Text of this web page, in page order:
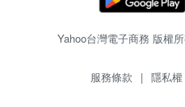
Yahoo台灣電子商務 版權
服務條款 | 隱私權